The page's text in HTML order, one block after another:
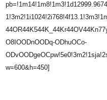
O8IOODnOODq-ODhuOCo-
w=600&h=450]